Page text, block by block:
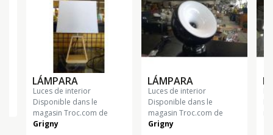
LÁMPARA
luces de interior
Disponible dans le
magasin Troc.com de
Grigny
LÁMPARA
luces de interior
Disponible dans le
magasin Troc.com de
Grigny